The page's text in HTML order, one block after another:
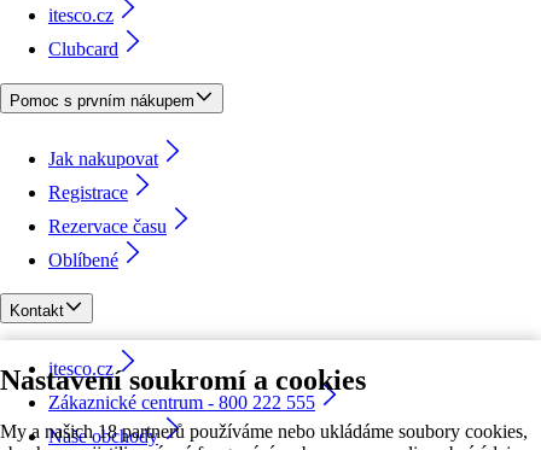
Nastavení soukromí a cookies
My a našich 18 partnerů používáme nebo ukládáme soubory cookies,
itesco.cz
Clubcard
Pomoc s prvním nákupem
Jak nakupovat
Registrace
Rezervace času
Oblíbené
Kontakt
itesco.cz
Zákaznické centrum - 800 222 555
Naše obchody